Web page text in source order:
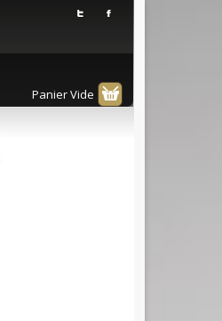
Panier Vide